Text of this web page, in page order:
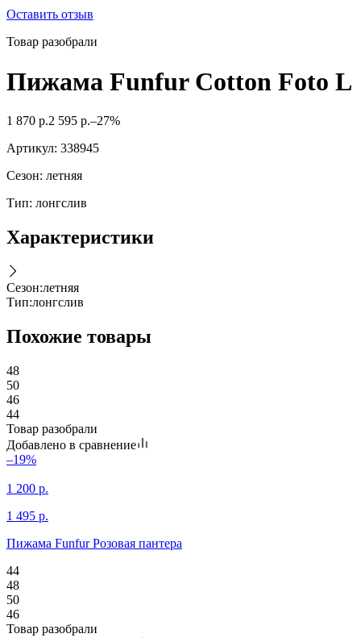
Оставить отзыв
Товар разобрали
Пижама Funfur Cotton Foto L
1 870 р.2 595 р.–27%
Артикул: 338945
Сезон: летняя
Тип: лонгслив
Характеристики
Сезон:летняя
Тип:лонгслив
Похожие товары
48
50
46
44
Товар разобрали
Добавлено в сравнение
–19%
1 200 р.
1 495 р.
Пижама Funfur Розовая пантера
44
48
50
46
Товар разобрали